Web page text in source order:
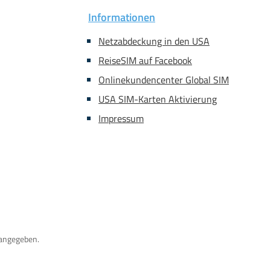
Informationen
Netzabdeckung in den USA
ReiseSIM auf Facebook
Onlinekundencenter Global SIM
USA SIM-Karten Aktivierung
Impressum